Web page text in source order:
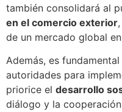
también consolidará al
en el comercio exterior
de un mercado global
Además, es
autoridades para
priorice el desarrollo
diálogo y la